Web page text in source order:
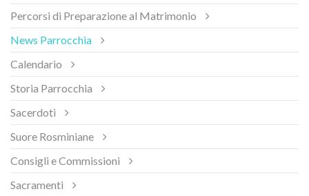
Percorsi di Preparazione al Matrimonio
News Parrocchia
Calendario
Storia Parrocchia
Sacerdoti
Suore Rosminiane
Consigli e Commissioni
Sacramenti